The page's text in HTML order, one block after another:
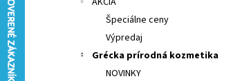
Špeciálne ceny
Výpredaj
Grécka prírodná kozmetika
NOVINKY